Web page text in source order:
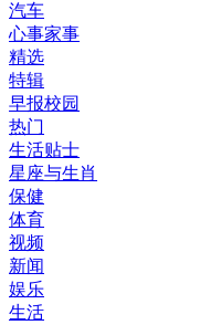
汽车
心事家事
精选
特辑
早报校园
热门
生活贴士
星座与生肖
保健
体育
视频
新闻
娱乐
生活